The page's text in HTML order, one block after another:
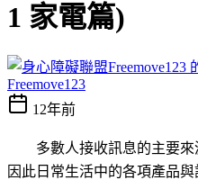
1 家電篇)
Freemove123
12年前
多數人接收訊息的主要來
因此日常生活中的各項產品